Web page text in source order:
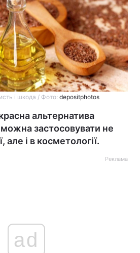
і шкода / Фото: depositphotos
альтернатива
можна застосовувати не
але і в косметології.
Реклама
ad